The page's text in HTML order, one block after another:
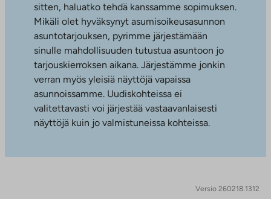
sitten, haluatko tehdä kanssamme sopimuksen.
Mikäli olet hyväksynyt asumisoikeusasunnon
asuntotarjouksen, pyrimme järjestämään
sinulle mahdollisuuden tutustua asuntoon jo
tarjouskierroksen aikana. Järjestämme jonkin
verran myös yleisiä näyttöjä vapaissa
asunnoissamme. Uudiskohteissa ei
valitettavasti voi järjestää vastaavanlaisesti
näyttöjä kuin jo valmistuneissa kohteissa.
Versio 260218.1312